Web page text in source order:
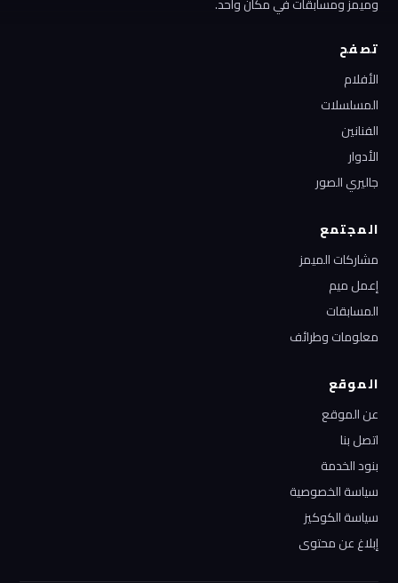
تصفح
الأفلام
المسلسلات
الفنانين
الأدوار
جاليري الصور
المجتمع
مشاركات الميمز
إعمل ميم
المسابقات
معلومات وطرائف
الموقع
عن الموقع
اتصل بنا
بنود الخدمة
سياسة الخصوصية
سياسة الكوكيز
إبلاغ عن محتوى